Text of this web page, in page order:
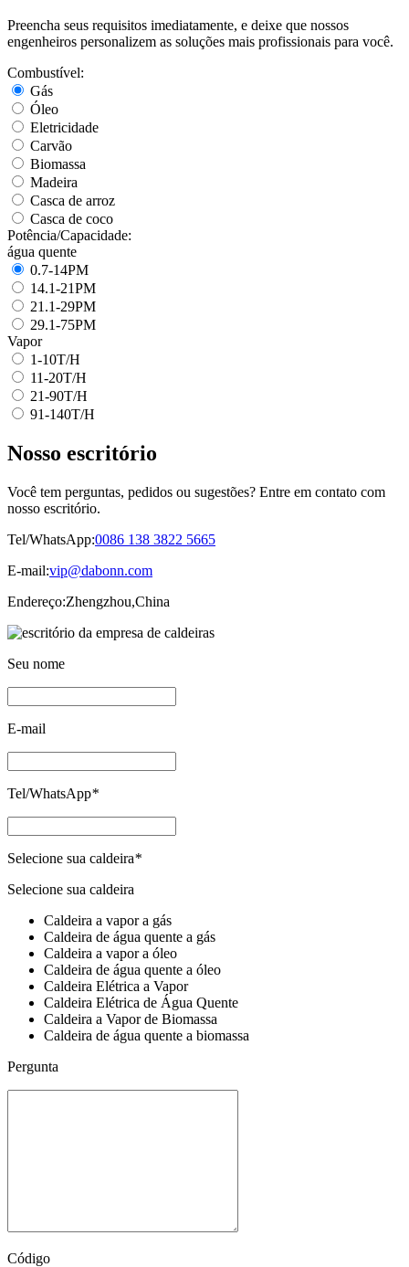
Preencha seus requisitos imediatamente, e deixe que nossos
engenheiros personalizem as soluções mais profissionais para você.
Combustível:
Gás
Óleo
Eletricidade
Carvão
Biomassa
Madeira
Casca de arroz
Casca de coco
Potência/Capacidade:
água quente
0.7-14PM
14.1-21PM
21.1-29PM
29.1-75PM
Vapor
1-10T/H
11-20T/H
21-90T/H
91-140T/H
Nosso escritório
Você tem perguntas, pedidos ou sugestões? Entre em contato com
nosso escritório.
Tel/WhatsApp:0086 138 3822 5665
E-mail:vip@dabonn.com
Endereço:Zhengzhou,China
Seu nome
E-mail
Tel/WhatsApp*
Selecione sua caldeira*
Selecione sua caldeira
Caldeira a vapor a gás
Caldeira de água quente a gás
Caldeira a vapor a óleo
Caldeira de água quente a óleo
Caldeira Elétrica a Vapor
Caldeira Elétrica de Água Quente
Caldeira a Vapor de Biomassa
Caldeira de água quente a biomassa
Pergunta
Código